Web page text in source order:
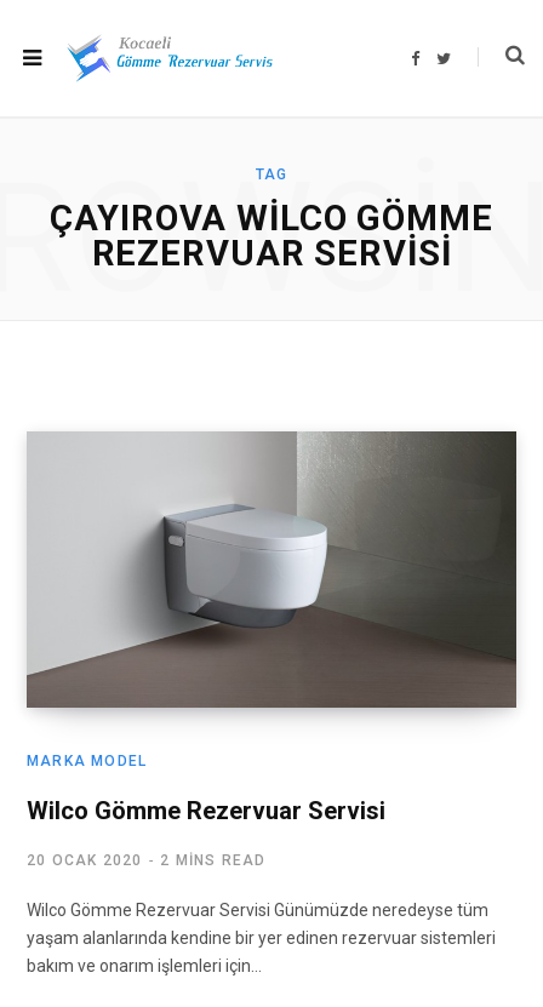
F
T
TAG
ÇAYIROVA WILCO GÖMME
REZERVUAR SERVISI
MARKA MODEL
Wilco Gömme Rezervuar Servisi
20 OCAK 2020 2 MINS READ
Wilco Gömme Rezervuar Servisi Günümüzde neredeyse tüm
yaşam alanlarında kendine bir yer edinen rezervuar sistemleri
bakım ve onarım işlemleri için…